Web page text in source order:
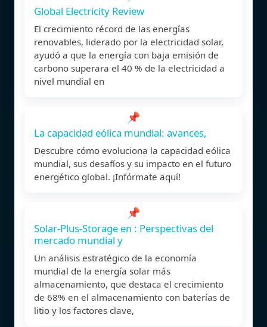
Global Electricity Review
El crecimiento récord de las energías
renovables, liderado por la electricidad solar,
ayudó a que la energía con baja emisión de
carbono superara el 40 % de la electricidad a
nivel mundial en
📌
La capacidad eólica mundial: avances,
Descubre cómo evoluciona la capacidad eólica
mundial, sus desafíos y su impacto en el futuro
energético global. ¡Infórmate aquí!
📌
Solar-Plus-Storage en : Perspectivas del
mercado mundial y
Un análisis estratégico de la economía
mundial de la energía solar más
almacenamiento, que destaca el crecimiento
de 68% en el almacenamiento con baterías de
litio y los factores clave,